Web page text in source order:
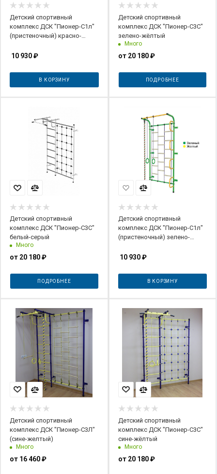
Детский спортивный
комплекс ДСК "Пионер-С1л"
(пристеночный) красно-
10 930₽
В КОРЗИНУ
Детский спортивный
комплекс ДСК "Пионер-С3С"
зелено-жёлтый
Много
от 20 180 ₽
ПОДРОБНЕЕ
Детский спортивный
комплекс ДСК "Пионер-С3С"
белый-серый
Много
от 20 180 ₽
ПОДРОБНЕЕ
Детский спортивный
комплекс ДСК "Пионер-С1л"
(пристеночный) зелено-
10 930₽
В КОРЗИНУ
Детский спортивный
комплекс ДСК "Пионер-С3Л"
(сине-желтый)
Много
от 16 460 ₽
Детский спортивный
комплекс ДСК "Пионер-С3С"
сине-жёлтый
Много
от 20 180 ₽